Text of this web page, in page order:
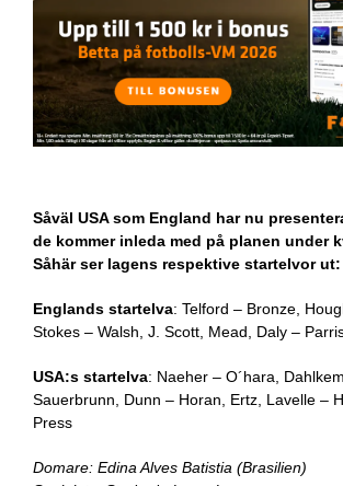
Såväl USA som England har nu
de kommer inleda med på planen under
Såhär ser lagens respektive startelvor ut:
Englands startelva: Telford – Bronze,
Stokes – Walsh, J. Scott, Mead, Daly –
USA:s startelva: Naeher – O´hara,
Sauerbrunn, Dunn – Horan, Ertz, Lavelle –
Press
Domare: Edina Alves Batistia (Brasilien)